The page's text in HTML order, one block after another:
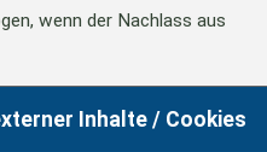
wenn der Nachlass aus
Festsetzung aus
Inhalte / Cookies